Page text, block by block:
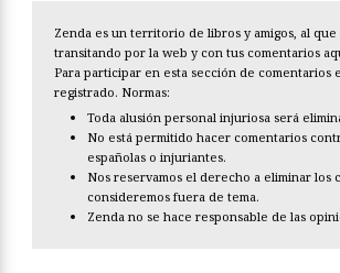
Zenda es un territorio de libros y amigos, al
transitando por la web y con tus comentarios
Para participar en esta sección de comentarios
registrado. Normas:
Toda alusión personal injuriosa será
No está permitido hacer comentarios
españolas o injuriantes.
Nos reservamos el derecho a eliminar los
consideremos fuera de tema.
Zenda no se hace responsable de las